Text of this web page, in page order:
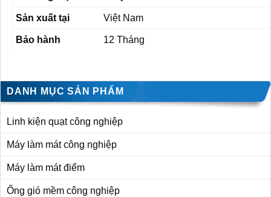
Sản xuất tại Việt Nam
Bảo hành 12 Tháng
DANH MỤC SẢN PHẨM
Linh kiện quạt công nghiệp
Máy làm mát công nghiệp
Máy làm mát điểm
Ống gió mềm công nghiệp